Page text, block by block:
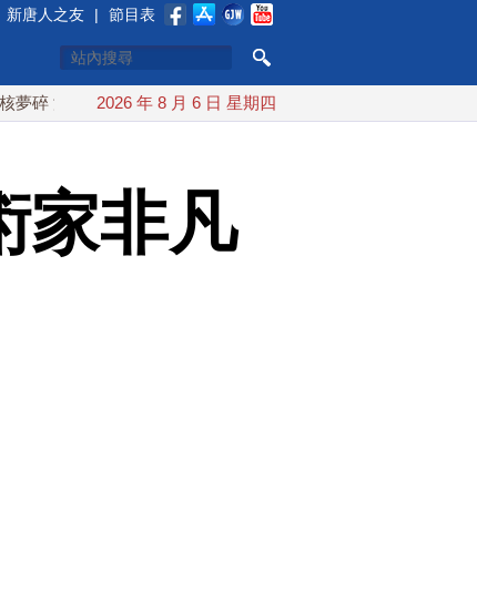
新唐人之友 | 節目表
即將恢復通航 烏克蘭貨機旁驚現炸彈無人機 德國機場緊
2026 年 8 月 6 日 星期四
家非凡